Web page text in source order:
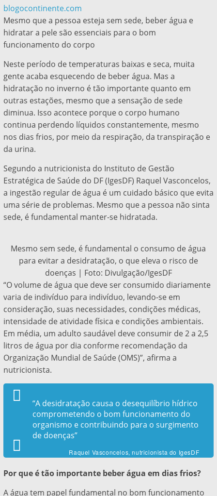
blogocontinente.com
Mesmo que a pessoa esteja sem sede, beber água e
hidratar a pele são essenciais para o bom
funcionamento do corpo
Neste período de temperaturas baixas e seca, muita
gente acaba esquecendo de beber água. Mas a
hidratação no inverno é tão importante quanto em
outras estações, mesmo que a sensação de sede
diminua. Isso acontece porque o corpo humano
continua perdendo líquidos constantemente, mesmo
nos dias frios, por meio da respiração, da transpiração e
da urina.
Segundo a nutricionista do Instituto de Gestão
Estratégica de Saúde do DF (IgesDF) Raquel Vasconcelos,
a ingestão regular de água é um cuidado básico que evita
uma série de problemas. Mesmo que a pessoa não sinta
sede, é fundamental manter-se hidratada.
Mesmo sem sede, é fundamental o consumo de água
para evitar a desidratação, o que eleva o risco de
doenças | Foto: Divulgação/IgesDF
“O volume de água que deve ser consumido diariamente
varia de indivíduo para indivíduo, levando-se em
consideração, suas necessidades, condições médicas,
intensidade de atividade física e condições ambientais.
Em média, um adulto saudável deve consumir de 2 a 2,5
litros de água por dia conforme recomendação da
Organização Mundial de Saúde (OMS)”, afirma a
nutricionista.
“A desidratação causa o desequilíbrio hídrico
comprometendo o bom funcionamento do
organismo e contribuindo para o surgimento
de doenças”
Raquel Vasconcelos, nutricionista do IgesDF
Por que é tão importante beber água em dias frios?
A água tem papel fundamental no bom funcionamento